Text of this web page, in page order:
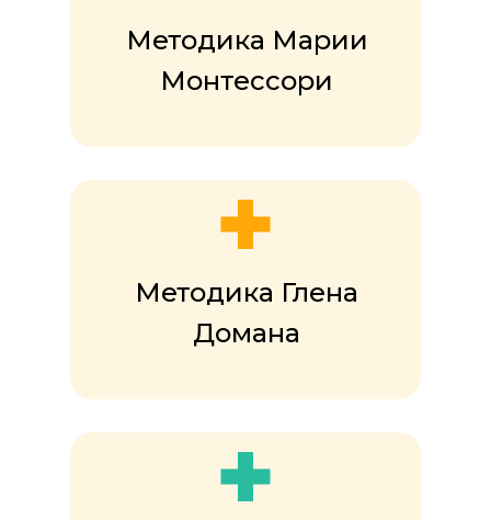
Методика Марии
Монтессори
Методика Глена
Домана